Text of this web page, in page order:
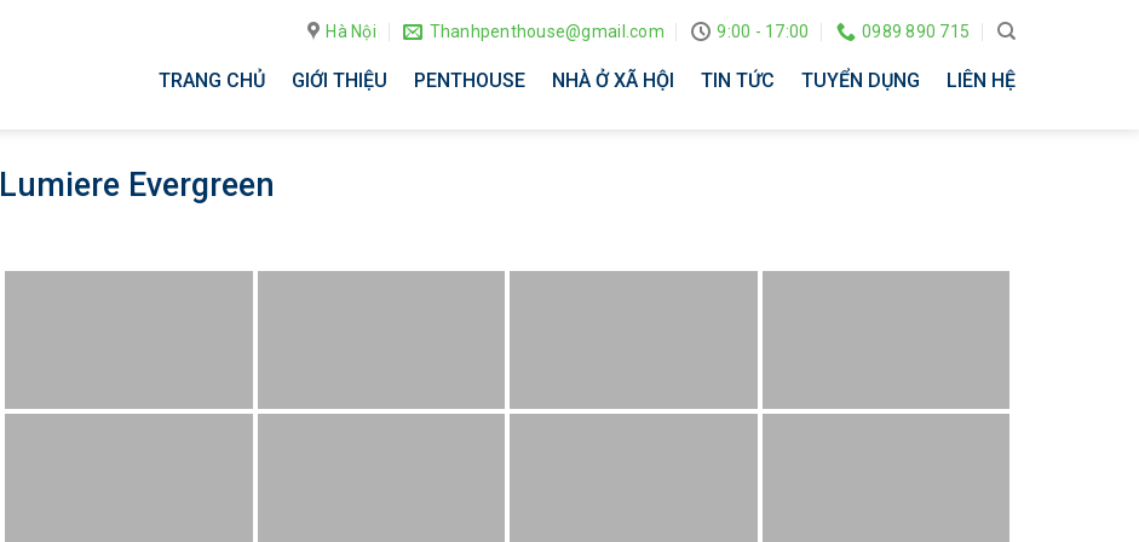
Hà Nội Thanhpenthouse@gmail.com 9:00 - 17:00 0989 890 715
TRANG CHỦ GIỚI THIỆU PENTHOUSE NHÀ Ở XÃ HỘI TIN TỨC TUYỂN DỤNG LIÊN HỆ
Lumiere Evergreen